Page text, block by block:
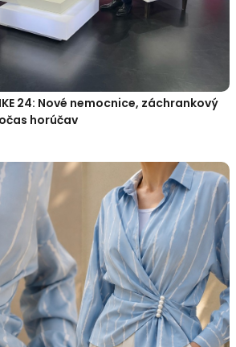
24: Nové nemocnice, záchrankový
horúčav